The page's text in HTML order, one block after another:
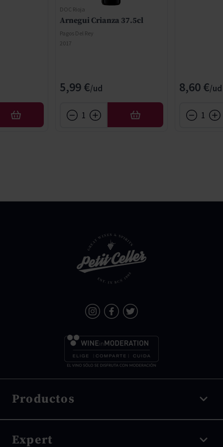
AÑADIR
DOC Rioja
Arnegui Crianza 37.5cl
Pagos Del Rey
2017
5,99 €
AÑADIR
8,60 €
Productos
Vino blanco
Expert